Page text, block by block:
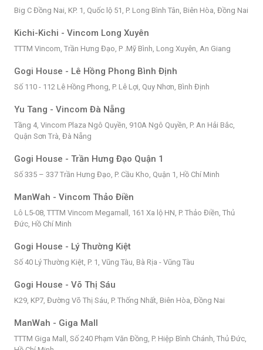
Big C Đồng Nai, KP. 1, Quốc lộ 51, P. Long Bình Tân, Biên Hòa, Đồng Nai
Kichi-Kichi - Vincom Long Xuyên
TTTM Vincom, Trần Hưng Đạo, P .Mỹ Bình, Long Xuyên, An Giang
Gogi House - Lê Hồng Phong Bình Định
Số 110 - 112 Lê Hồng Phong, P. Lê Lợi, Quy Nhơn, Bình Định
Yu Tang - Vincom Đà Nẵng
Tầng 4, Vincom Plaza Ngô Quyền, 910A Ngô Quyền, P. An Hải Bắc,
Quận Sơn Trà, Đà Nẵng
Gogi House - Trần Hưng Đạo Quận 1
Số 335 – 337 Trần Hưng Đạo, P. Cầu Kho, Quận 1, Hồ Chí Minh
ManWah - Vincom Thảo Điền
Lô L5-08, TTTM Vincom Megamall, 161 Xa lộ HN, P. Thảo Điền, Thủ
Đức, Hồ Chí Minh
Gogi House - Lý Thường Kiệt
Số 40 Lý Thường Kiệt, P. 1, Vũng Tàu, Bà Rịa - Vũng Tàu
Gogi House - Võ Thị Sáu
K29, KP7, Đường Võ Thị Sáu, P. Thống Nhất, Biên Hòa, Đồng Nai
ManWah - Giga Mall
TTTM Giga Mall, Số 240 Phạm Văn Đồng, P. Hiệp Bình Chánh, Thủ Đức,